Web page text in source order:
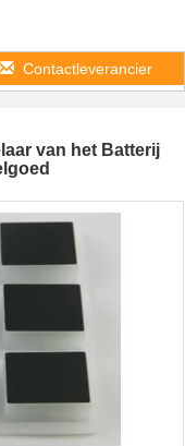
Contactleverancier
van het Batterij